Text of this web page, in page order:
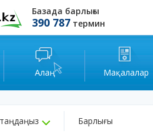
Базада барлығы
390 787 термин
Алаң Мақалалар
Барлығы